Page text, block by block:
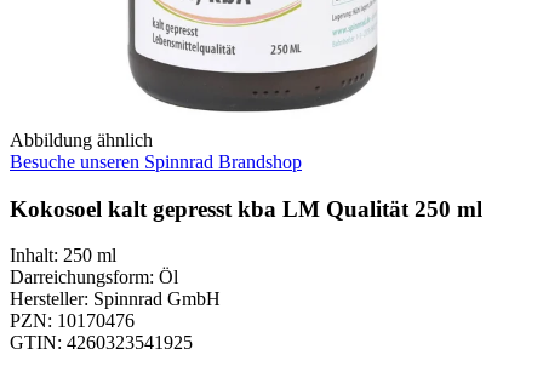
Abbildung ähnlich
Besuche unseren Spinnrad Brandshop
Kokosoel kalt gepresst kba LM Qualität 250 ml
Inhalt: 250 ml
Darreichungsform: Öl
Hersteller: Spinnrad GmbH
PZN: 10170476
GTIN: 4260323541925